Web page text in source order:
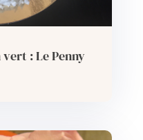
: Le Penny